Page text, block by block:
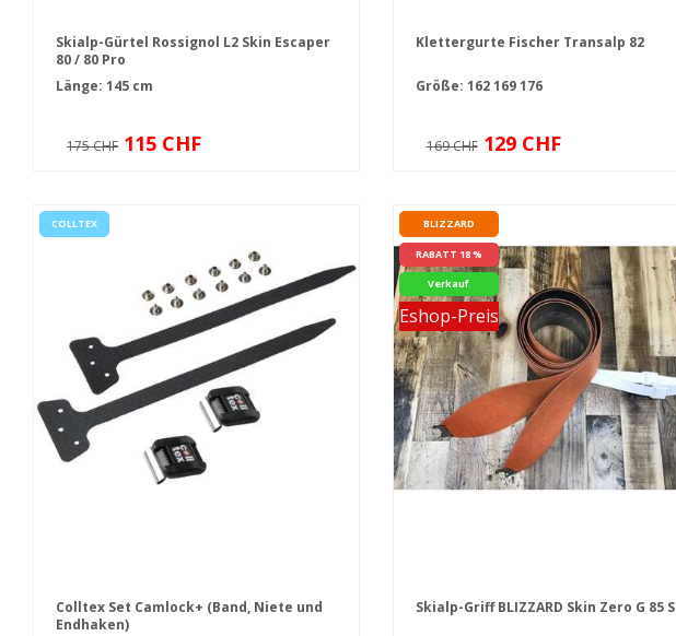
Skialp-Gürtel Rossignol L2 Skin Escaper
80 / 80 Pro
Länge: 145 cm
175 CHF 115 CHF
Klettergurte Fischer Transalp 82
Größe: 162169176
169 CHF 129 CHF
COLLTEX
Colltex Set Camlock+ (Band, Niete und
Endhaken)
BLIZZARD
RABATT 18 %
Verkauf
Eshop-Preis
Skialp-Griff BLIZZARD Skin Zero G 85 S